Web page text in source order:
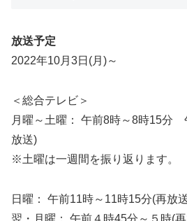
放送予定
2022年10月3日(月)～
＜総合テレビ＞
月曜～土曜： 午前8時～8時15分
放送)
※土曜は一週間を振り返ります。
日曜： 午前11時～11時15分(再放
翌・月曜： 午前４時45分～５時(